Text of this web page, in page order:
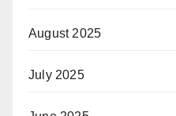
August 2025
July 2025